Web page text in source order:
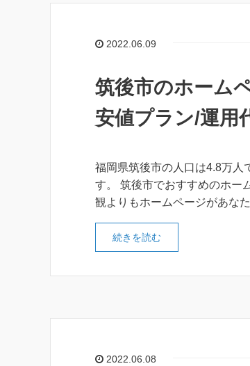
2022.06.09
筑後市のホーム
安値プラン/運用
福岡県筑後市の人口は4.8万人
す。 筑後市でおすすめのホー
観よりもホームページがあな
続きを読む
2022.06.08